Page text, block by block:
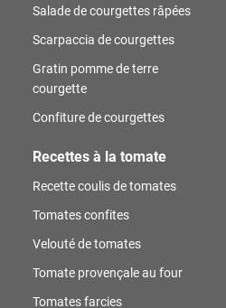
Salade de courgettes râpées
Scarpaccia de courgettes
Gratin pomme de terre
courgette
Confiture de courgettes
Recettes à la tomate
Recette coulis de tomates
Tomates confites
Velouté de tomates
Tomate provençale au four
Tomates farcies